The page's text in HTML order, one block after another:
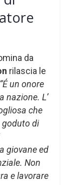
da
rilascia le
“É un onore
nazione. L’
che
di
giovane ed
Non
e lavorare